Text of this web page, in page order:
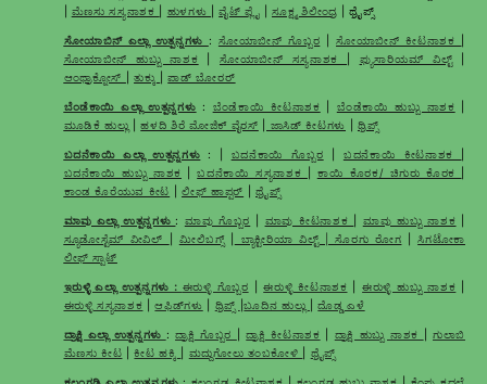
ಮೆಣಸು ಸಸ್ಯನಾಶಕ ಹುಳಗಳು |ವೈಟ್ ಫ್ಲೈ |ಸೂಕ್ಷ್ಮ ಶಿಲೀಂಧ್ರ | ಥ್ರೈಪ್ಸ್
ಸೋಯಾಬಿನ್ ಎಲ್ಲಾ ಉತ್ಪನ್ನಗಳು : ಸೋಯಾಬೀನ್ ಗೊಬ್ಬರ |ಸೋಯಾಬೀನ್ ಕೀಟನಾಶಕ
ಸೋಯಾಬೀನ್ ಹುಬ್ಬು ನಾಶಕ |ಸೋಯಾಬೀನ್ ಸಸ್ಯನಾಶಕ ಫ್ಯುಸಾರಿಯಮ್ ವಿಲ್ಟ್
ಆಂಥ್ರಾಕ್ನೋಸ್
|ತುಕ್ಕು |ಪಾಡ್ ಬೋರರ್
ಬೆಂಡೆಕಾಯಿ ಎಲ್ಲಾ ಉತ್ಪನ್ನಗಳು : ಬೆಂಡೆಕಾಯಿ ಕೀಟನಾಶಕ ಬೆಂಡೆಕಾಯಿ ಹುಬ್ಬು ನಾಶಕ
ಮೂಡಿಕೆ ಹುಲ್ಲು |ಹಳದಿ ಶಿರೆ ಮೋಜಿಕ್ ವೈರಸ್ ಜಾಸಿಡ್ ಕೀಟಗಳು ಥ್ರಿಪ್ಸ್
ಬದನೆಕಾಯಿ ಎಲ್ಲಾ ಉತ್ಪನ್ನಗಳು : | ಬದನೆಕಾಯಿ ಗೊಬ್ಬರ ಬದನೆಕಾಯಿ ಕೀಟನಾಶಕ
ಬದನೆಕಾಯಿ ಹುಬ್ಬು ನಾಶಕ |ಬದನೆಕಾಯಿ ಸಸ್ಯನಾಶಕ ಕಾಯಿ ಕೊರಕ/ ಚಿಗುರು ಕೊರಕ
ಕಾಂಡ ಕೊರೆಯುವ ಕೀಟ |ಲೀಫ್ ಹಾಪ್ಪರ್ |ಥ್ರೈಪ್ಸ್
ಮಾವು ಎಲ್ಲಾ ಉತ್ಪನ್ನಗಳು : ಮಾವು ಗೊಬ್ಬರ ಮಾವು ಕೀಟನಾಶಕ ಮಾವು ಹುಬ್ಬು ನಾಶಕ
ಸ್ಯೂಡೋಸ್ಟೆಮ್ ವೀವಿಲ್
ಮೀಲಿಬಗ್ಸ್ ಬ್ಯಾಕ್ಟೀರಿಯಾ ವಿಲ್ಟ್ | ಸೊರಗು ರೋಗ |ಸಿಗಟೋಕಾ
ಲೀಫ್ ಸ್ಪಾಟ್
ಇರುಳ್ಳಿ ಎಲ್ಲಾ ಉತ್ಪನ್ನಗಳು : ಈರುಳ್ಳಿ ಗೊಬ್ಬರ |ಈರುಳ್ಳಿ ಕೀಟನಾಶಕ |ಈರುಳ್ಳಿ ಹುಬ್ಬು ನಾಶಕ
ಈರುಳ್ಳಿ ಸಸ್ಯನಾಶಕ |ಆಫಿಡ್‌ಗಳು ಥ್ರಿಪ್ಸ್ |ಬೂದಿನ ಹುಲ್ಲು |ದೊಡ್ಡ ಎಳೆ
ದ್ರಾಕ್ಷಿ ಎಲ್ಲಾ ಉತ್ಪನ್ನಗಳು :ದ್ರಾಕ್ಷಿ ಗೊಬ್ಬರ |ದ್ರಾಕ್ಷಿ ಕೀಟನಾಶಕ ದ್ರಾಕ್ಷಿ ಹುಬ್ಬು ನಾಶಕ |ಗುಲಾಬಿ
ಮೆಣಸು ಕೀಟ |ಕೀಟ ಹಕ್ಕಿ ಮದ್ದುಗೋಲು ತಂಬಕೋಳಿ ಥ್ರೈಪ್ಸ್